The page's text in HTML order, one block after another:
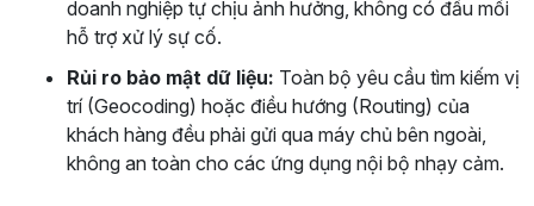
doanh nghiệp tự chịu ảnh hưởng, không có đầu mối
hỗ trợ xử lý sự cố.
Rủi ro bảo mật dữ liệu: Toàn bộ yêu cầu tìm kiếm vị
trí (Geocoding) hoặc điều hướng (Routing) của
khách hàng đều phải gửi qua máy chủ bên ngoài,
không an toàn cho các ứng dụng nội bộ nhạy cảm.